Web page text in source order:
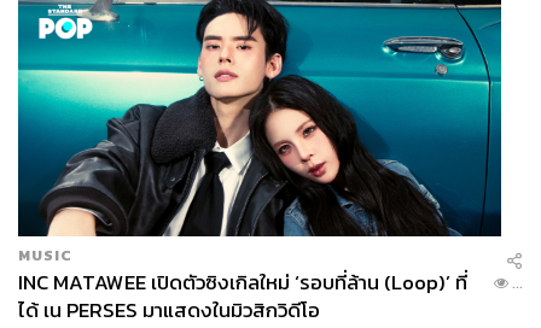
MUSIC
INC MATAWEE เปิดตัวซิงเกิลใหม่ ‘รอบที่ล้าน (Loop)’ ที่
ได้ เน PERSES มาแสดงในมิวสิกวิดีโอ
...